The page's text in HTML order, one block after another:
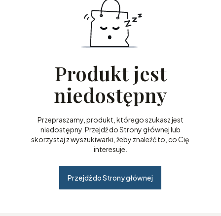
Produkt jest
niedostępny
Przepraszamy, produkt, którego szukasz jest
niedostępny. Przejdź do Strony głównej lub
skorzystaj z wyszukiwarki, żeby znaleźć to, co Cię
interesuje.
Przejdź do Strony głównej